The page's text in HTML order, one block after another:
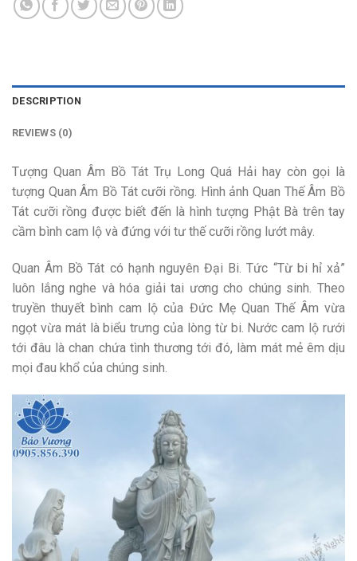
DESCRIPTION
REVIEWS (0)
Tượng Quan Âm Bồ Tát Trụ Long Quá Hải hay còn gọi là
tượng Quan Âm Bồ Tát cưỡi rồng. Hình ảnh Quan Thế Âm Bồ
Tát cưỡi rồng được biết đến là hình tượng Phật Bà trên tay
cầm bình cam lộ và đứng với tư thế cưỡi rồng lướt mây.
Quan Âm Bồ Tát có hạnh nguyên Đại Bi. Tức “Từ bi hỉ xả”
luôn lắng nghe và hóa giải tai ương cho chúng sinh. Theo
truyền thuyết bình cam lộ của Đức Mẹ Quan Thế Âm vừa
ngọt vừa mát là biểu trưng của lòng từ bi. Nước cam lộ rưới
tới đâu là chan chứa tình thương tới đó, làm mát mẻ êm dịu
mọi đau khổ của chúng sinh.